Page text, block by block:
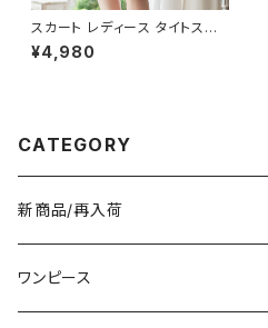
スカート レディース タイトスカ
ート ミディアム ペンシルスカー
ト スリット 白 ホワイト ハイウエ
C-SSS0002
¥4,980
CATEGORY
新商品/再入荷
ワンピース